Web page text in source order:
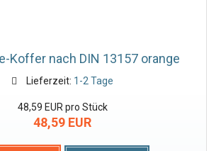
Koffer nach DIN 13157 orange
Lieferzeit: 1-2 Tage
48,59 EUR pro Stück
48,59 EUR